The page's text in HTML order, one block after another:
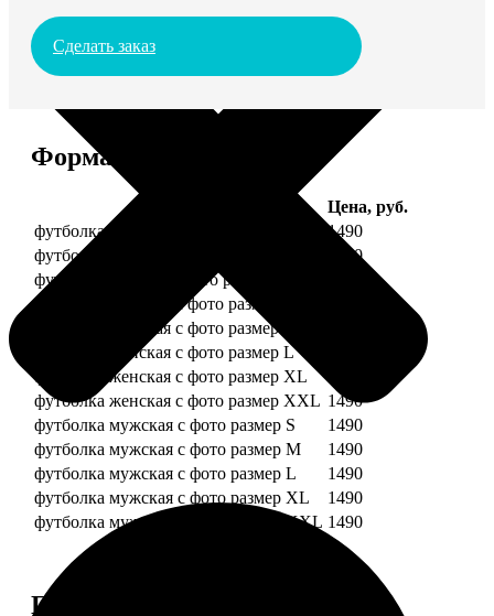
Сделать заказ
Форматы и цены
Цена, руб.
футболка детская с фото рост 118 см
1490
футболка детская с фото рост 128 см
1490
футболка детская с фото рост 134 см
футболка женская с фото размер S
футболка женская с фото размер M
футболка женская с фото размер L
футболка женская с фото размер XL
футболка женская с фото размер XXL 1490
футболка мужская с фото размер S
1490
футболка мужская с фото размер M
1490
футболка мужская с фото размер L
1490
футболка мужская с фото размер XL
1490
футболка мужская с фото размер XXL 1490
Примеры работ